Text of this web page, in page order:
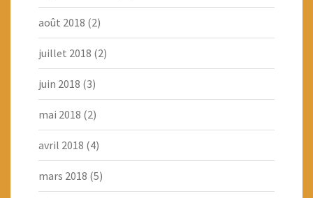
août 2018 (2)
juillet 2018 (2)
juin 2018 (3)
mai 2018 (2)
avril 2018 (4)
mars 2018 (5)